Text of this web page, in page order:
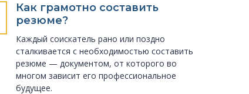
Как грамотно составить
резюме?
Каждый соискатель рано или поздно
сталкивается с необходимостью составить
резюме — документом, от которого во
многом зависит его профессиональное
будущее.